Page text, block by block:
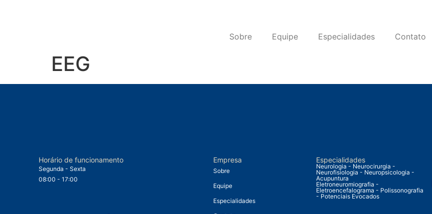
Sobre Equipe Especialidades Contato
EEG
Horário de funcionamento
Segunda - Sexta
08:00 - 17:00
Empresa
Sobre
Equipe
Especialidades
Especialidades
Neurologia - Neurocirurgia -
Neurofisiologia - Neuropsicologia -
Acupuntura
Eletroneuromiografia -
Eletroencefalograma - Polissonografia
- Potenciais Evocados